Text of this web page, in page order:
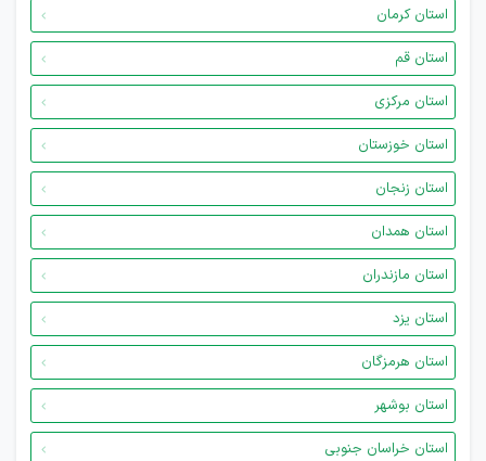
استان کرمان
استان قم
استان مرکزی
استان خوزستان
استان زنجان
استان همدان
استان مازندران
استان یزد
استان هرمزگان
استان بوشهر
استان خراسان جنوبی